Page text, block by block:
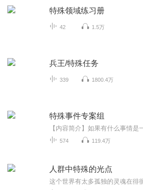
特殊领域练习册
42 1.5万
兵王/特殊任务
339 1800.4万
特殊事件专案组
574 119.4万
人群中特殊的光点